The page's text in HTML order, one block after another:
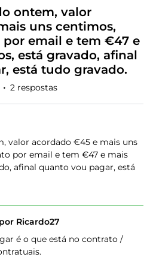
ontem, valor
uns centimos,
email e tem €47 e
está gravado, afinal
está tudo gravado.
2 respostas
valor acordado €45 e mais uns
por email e tem €47 e mais
afinal quanto vou pagar, está
Ricardo27
é o que está no contrato /